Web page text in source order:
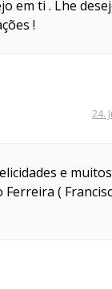
em ti . Lhe
!
24.
e
Ferreira (